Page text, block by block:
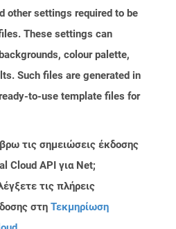
other settings required to be
These settings can
colour palette,
Such files are generated in
to-use template files for
τις σημειώσεις έκδοσης
Cloud API για Net;
τις πλήρεις
στη Τεκμηρίωση